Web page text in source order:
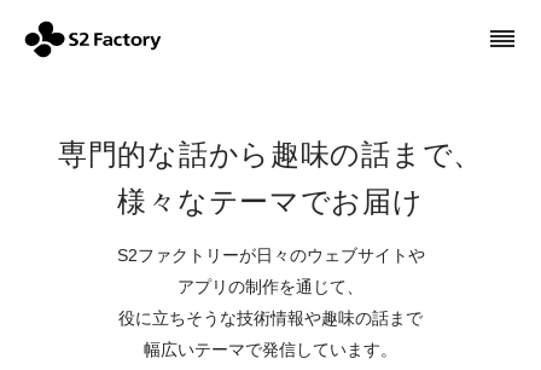
専門的な話から趣味の話まで、
様々なテーマでお届け
S2ファクトリーが日々のウェブサイトや
アプリの制作を通じて、
役に立ちそうな技術情報や趣味の話まで
幅広いテーマで発信しています。